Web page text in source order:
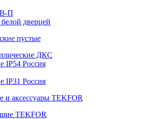
П
дверцей
пустые
ДКС
IP54 Россия
IP31 Россия
и аксессуары TEKFOR
TEKFOR